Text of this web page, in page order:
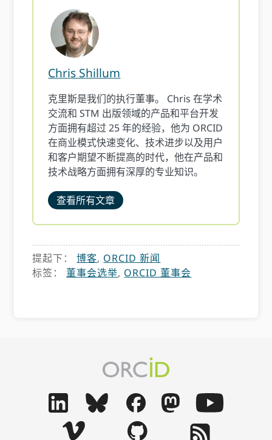
Chris Shillum
克里斯是我们的执行董事。 Chris 在学术
交流和 STM 出版领域的产品和平台开发
方面拥有超过 25 年的经验，他为 ORCID
在商业模式快速变化、技术进步以及用户
和客户期望不断提高的时代，他在产品和
技术战略方面拥有深厚的专业知识。
查看所有文章
提起下：博客, ORCID 新闻
标签： 董事会选举, ORCID 董事会